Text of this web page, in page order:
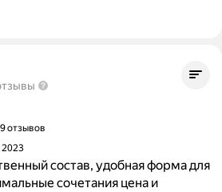
отзывов
2023
состав, удобная форма для
сочетания цена и